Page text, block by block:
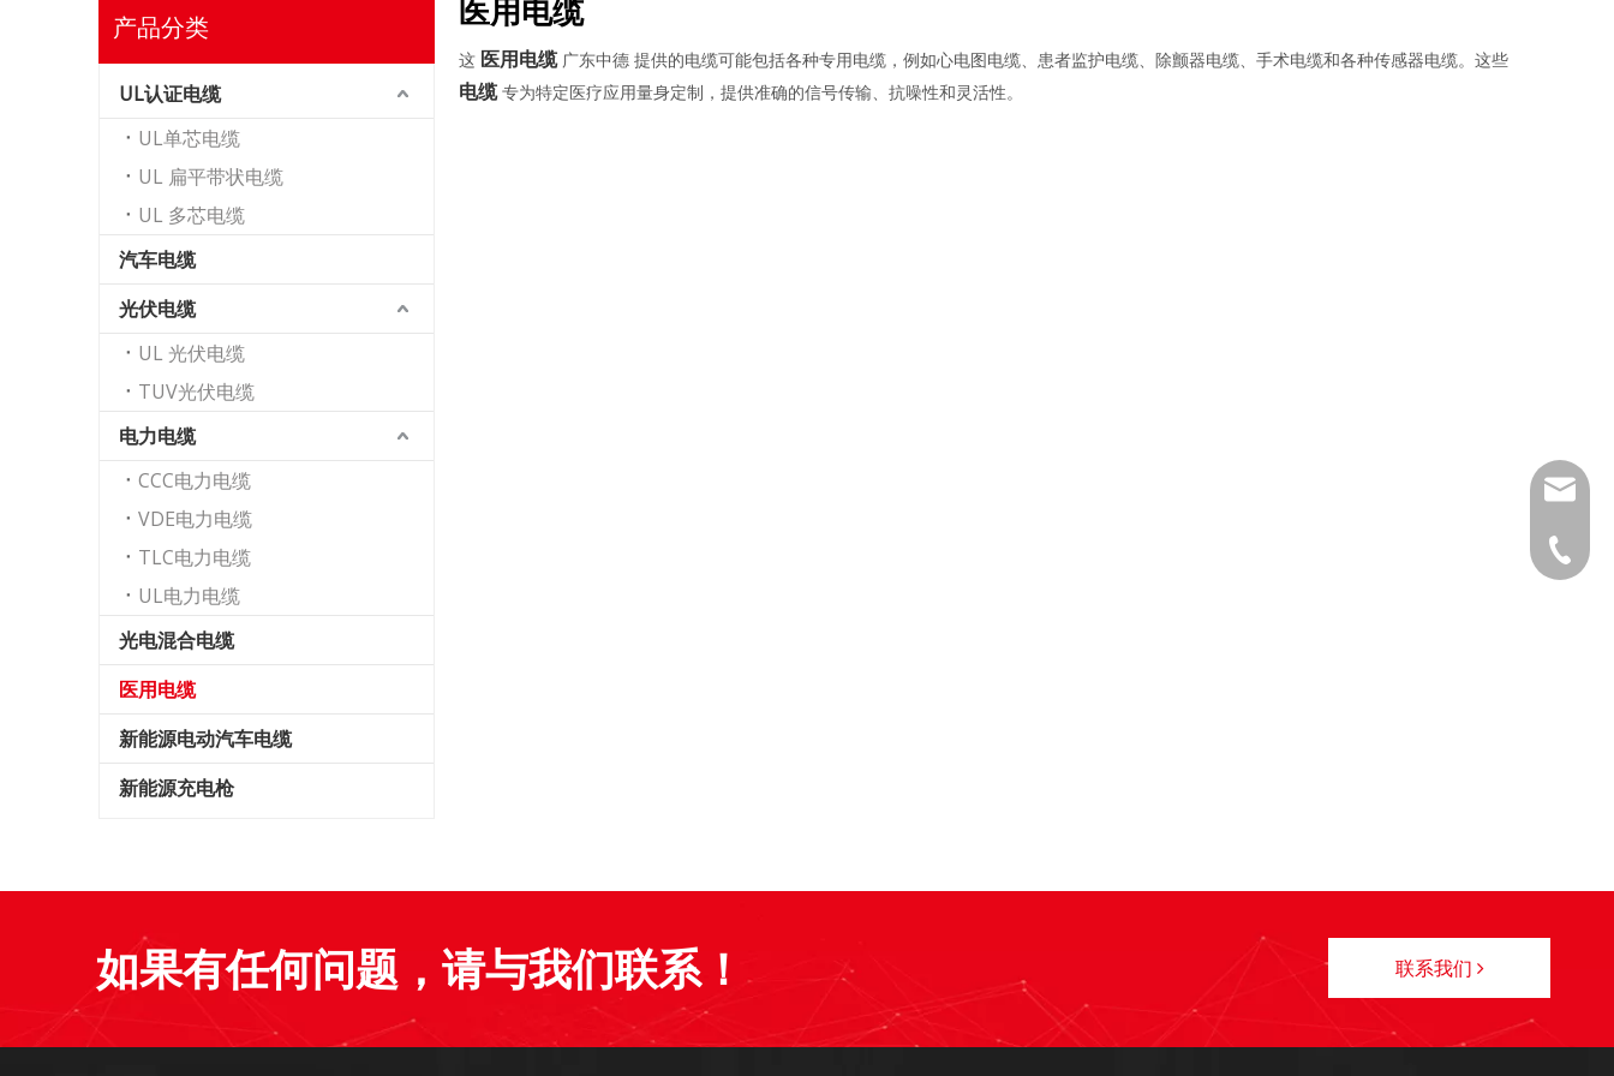
产品分类
UL认证电缆
UL单芯电缆
UL 扁平带状电缆
UL 多芯电缆
汽车电缆
光伏电缆
UL 光伏电缆
TUV光伏电缆
电力电缆
CCC电力电缆
VDE电力电缆
TLC电力电缆
UL电力电缆
光电混合电缆
医用电缆
新能源电动汽车电缆
新能源充电枪
医用电缆
这 医用电缆广东中德 提供的电缆可能包括各种专用电缆，例如心电图电缆、患者监护电缆、除颤器电缆、手术电缆和各种传感器电缆。这些
电缆专为特定医疗应用量身定制，提供准确的信号传输、抗噪性和灵活性。
0769-
如果有任何问题，请与我们联系！ 联系我们